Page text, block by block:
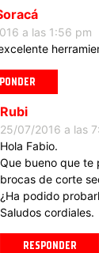
a las 1:56 pm
Rubi
25/07/2016 a las
Hola Fabio.
Que bueno que te
brocas de corte
¿Ha podido
Saludos cordiales.
RESPONDER